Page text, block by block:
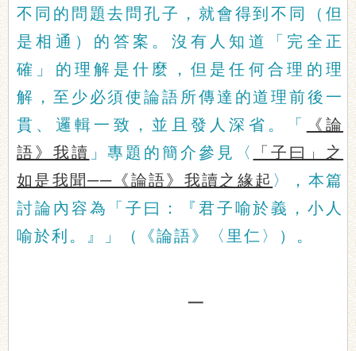
不同的問題去問孔子，就會得到不同（但
是相通）的答案。沒有人知道「完全正
確」的理解是什麼，但是任何合理的理
解，至少必須使論語所傳達的道理前後一
貫、邏輯一致，並且發人深省。「
《論
語》我讀 」專題的簡介參見〈
「子曰」之
如是我聞──《論語》我讀之緣起 〉，本篇
討論內容為「子曰：『君子喻於義，小人
喻於利。』」（《論語》〈里仁〉）。
一